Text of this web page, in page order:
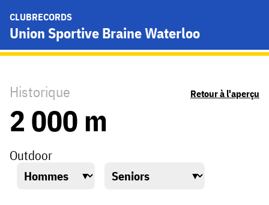
CLUBRECORDS
Union Sportive Braine Waterloo
Historique Retour à l'aperçu
2 000 m
Outdoor